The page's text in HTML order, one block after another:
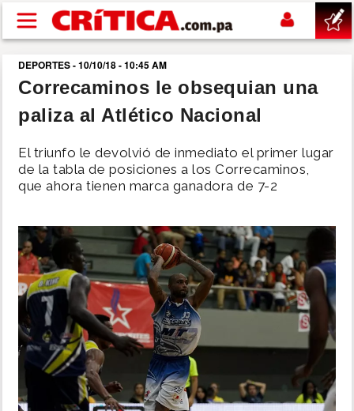
Pasar al contenido principal
buscar
SUCESOS
NACIONAL
SHOW
DEPORTES
MUNDO
DEPORTES - 10/10/18 - 10:45 AM
Correcaminos le obsequian una
paliza al Atlético Nacional
El triunfo le devolvió de inmediato el primer lugar
de la tabla de posiciones a los Correcaminos,
que ahora tienen marca ganadora de 7-2